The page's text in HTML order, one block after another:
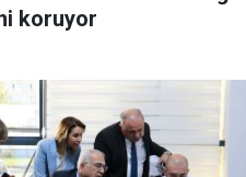
koruyor